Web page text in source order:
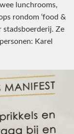
lunchrooms,
rondom ‘food &
stadsboerderij. Ze
Karel